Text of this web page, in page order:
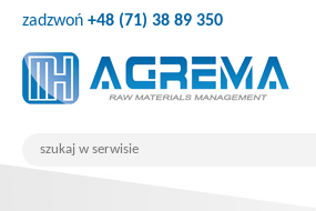
zadzwoń +48 (71) 38 89 350